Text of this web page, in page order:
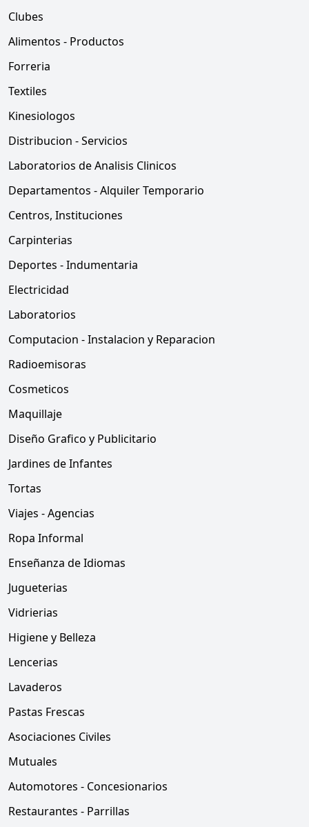
Clubes
Alimentos - Productos
Forreria
Textiles
Kinesiologos
Distribucion - Servicios
Laboratorios de Analisis Clinicos
Departamentos - Alquiler Temporario
Centros, Instituciones
Carpinterias
Deportes - Indumentaria
Electricidad
Laboratorios
Computacion - Instalacion y Reparacion
Radioemisoras
Cosmeticos
Maquillaje
Diseño Grafico y Publicitario
Jardines de Infantes
Tortas
Viajes - Agencias
Ropa Informal
Enseñanza de Idiomas
Jugueterias
Vidrierias
Higiene y Belleza
Lencerias
Lavaderos
Pastas Frescas
Asociaciones Civiles
Mutuales
Automotores - Concesionarios
Restaurantes - Parrillas